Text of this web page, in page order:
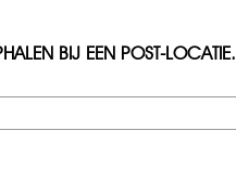
BIJ EEN POST-LOCATIE.